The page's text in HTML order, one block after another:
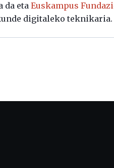
da etaEuskampus
digitaleko teknikaria.